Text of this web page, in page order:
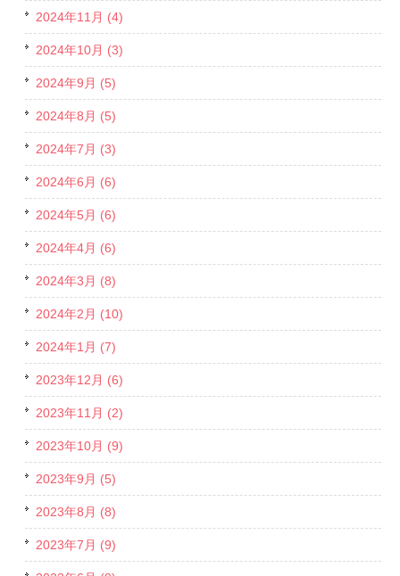
2024年11月 (4)
2024年10月 (3)
2024年9月 (5)
2024年8月 (5)
2024年7月 (3)
2024年6月 (6)
2024年5月 (6)
2024年4月 (6)
2024年3月 (8)
2024年2月 (10)
2024年1月 (7)
2023年12月 (6)
2023年11月 (2)
2023年10月 (9)
2023年9月 (5)
2023年8月 (8)
2023年7月 (9)